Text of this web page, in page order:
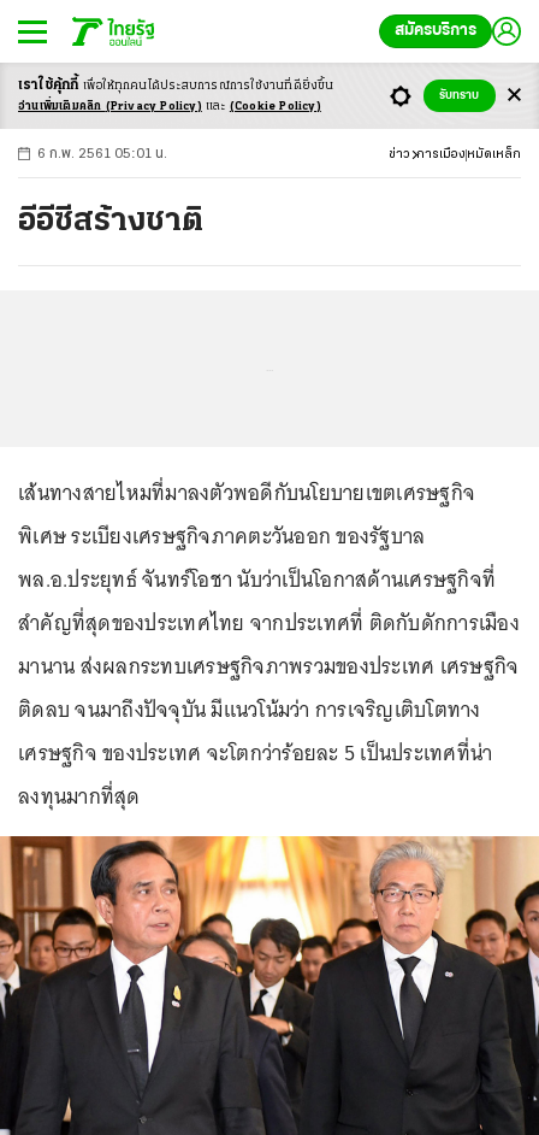
สมัครบริการ
-ก ก ก+
6 ก.พ. 2561 05:01 น. ข่าว การเมือง หมัดเหล็ก
อีอีซีสร้างชาติ
เส้นทางสายไหมที่มาลงตัวพอดีกับนโยบายเขตเศรษฐกิจ
พิเศษ ระเบียงเศรษฐกิจภาคตะวันออก ของรัฐบาล
พล.อ.ประยุทธ์ จันทร์โอชา นับว่าเป็นโอกาสด้านเศรษฐกิจที่
สำคัญที่สุดของประเทศไทย จากประเทศที่ ติดกับดักการเมือง
มานาน ส่งผลกระทบเศรษฐกิจภาพรวมของประเทศ เศรษฐกิจ
ติดลบ จนมาถึงปัจจุบัน มีแนวโน้มว่า การเจริญเติบโตทาง
เศรษฐกิจ ของประเทศ จะโตกว่าร้อยละ 5 เป็นประเทศที่น่า
ลงทุนมากที่สุด
เราใช้คุ้กกี้ เพื่อให้ทุกคนได้ประสบการณ์การใช้งานที่ดียิ่งขึ้น
อ่านเพิ่มเติมคลิก (Privacy Policy) และ (Cookie Policy)
รับทราบ